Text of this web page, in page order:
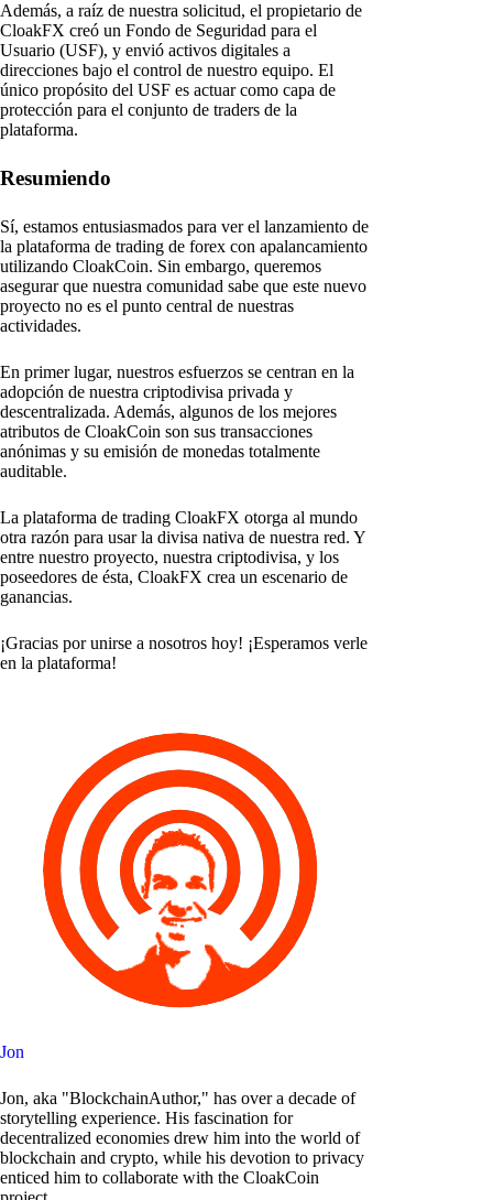
Además, a raíz de nuestra solicitud, el propietario de
CloakFX creó un Fondo de Seguridad para el
Usuario (USF), y envió activos digitales a
direcciones bajo el control de nuestro equipo. El
único propósito del USF es actuar como capa de
protección para el conjunto de traders de la
plataforma.
Resumiendo
Sí, estamos entusiasmados para ver el lanzamiento de
la plataforma de trading de forex con apalancamiento
utilizando CloakCoin. Sin embargo, queremos
asegurar que nuestra comunidad sabe que este nuevo
proyecto no es el punto central de nuestras
actividades.
En primer lugar, nuestros esfuerzos se centran en la
adopción de nuestra criptodivisa privada y
descentralizada. Además, algunos de los mejores
atributos de CloakCoin son sus transacciones
anónimas y su emisión de monedas totalmente
auditable.
La plataforma de trading CloakFX otorga al mundo
otra razón para usar la divisa nativa de nuestra red. Y
entre nuestro proyecto, nuestra criptodivisa, y los
poseedores de ésta, CloakFX crea un escenario de
ganancias.
¡Gracias por unirse a nosotros hoy! ¡Esperamos verle
en la plataforma!
Jon
Jon, aka "BlockchainAuthor," has over a decade of
storytelling experience. His fascination for
decentralized economies drew him into the world of
blockchain and crypto, while his devotion to privacy
enticed him to collaborate with the CloakCoin